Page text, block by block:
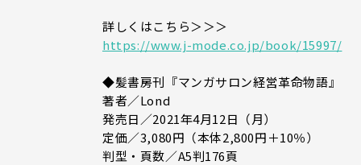
詳しくはこちら＞＞＞
https://www.j-mode.co.jp/book/15997/
◆髪書房刊『マンガサロン経営革命物語』
著者／Lond
発売日／2021年4月12日（月）
定価／3,080円（本体2,800円＋10％）
判型・頁数／A5判176頁